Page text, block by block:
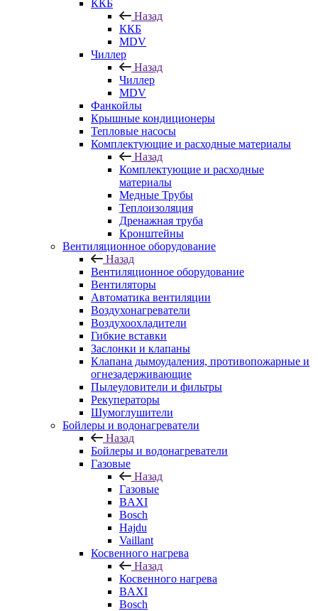
ККБ
Назад
ККБ
MDV
Чиллер
Назад
Чиллер
MDV
Фанкойлы
Крышные кондиционеры
Тепловые насосы
Комплектующие и расходные материалы
Назад
Комплектующие и расходные
материалы
Медные Трубы
Теплоизоляция
Дренажная труба
Кронштейны
Вентиляционное оборудование
Назад
Вентиляционное оборудование
Вентиляторы
Автоматика вентиляции
Воздухонагреватели
Воздухоохладители
Гибкие вставки
Заслонки и клапаны
Клапана дымоудаления, противопожарные и
огнезадерживающие
Пылеуловители и фильтры
Рекуператоры
Шумоглушители
Бойлеры и водонагреватели
Назад
Бойлеры и водонагреватели
Газовые
Назад
Газовые
BAXI
Bosch
Hajdu
Vaillant
Косвенного нагрева
Назад
Косвенного нагрева
BAXI
Bosch